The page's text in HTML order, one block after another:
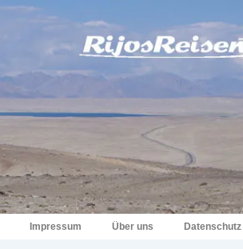
Impressum Über uns Datenschutz